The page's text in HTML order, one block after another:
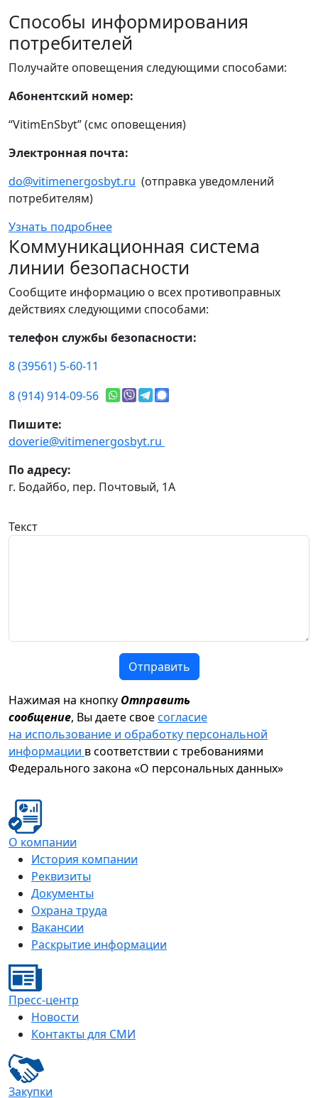
Способы информирования
потребителей
Получайте оповещения следующими способами:
Абонентский номер:
“VitimEnSbyt” (смс оповещения)
Электронная почта:
do@vitimenergosbyt.ru (отправка уведомлений
потребителям)
Узнать подробнее
Коммуникационная система
линии безопасности
Сообщите информацию о всех противоправных
действиях следующими способами:
телефон службы безопасности:
8 (39561) 5-60-11
8 (914) 914-09-56
Пишите:
doverie@vitimenergosbyt.ru
По адресу:
г. Бодайбо, пер. Почтовый, 1А
Текст
Отправить
Нажимая на кнопку Отправить
сообщение, Вы даете своесогласие
на использование и обработку персональной
информации в соответствии с требованиями
Федерального закона «О персональных данных»
О компании
История компании
Реквизиты
Документы
Охрана труда
Вакансии
Раскрытие информации
Пресс-центр
Новости
Контакты для СМИ
Закупки